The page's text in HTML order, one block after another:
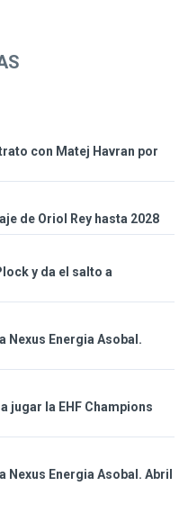
con Matej Havran por
de Oriol Rey hasta 2028
y da el salto a
Nexus Energia Asobal.
jugar la EHF Champions
Energia Asobal. Abril